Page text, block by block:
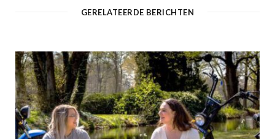
e
GERELATEERDE BERICHTEN